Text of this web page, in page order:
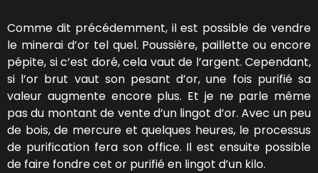
Comme dit précédemment, il est possible de vendre
le minerai d’or tel quel. Poussière, paillette ou encore
pépite, si c’est doré, cela vaut de l’argent. Cependant,
si l’or brut vaut son pesant d’or, une fois purifié sa
valeur augmente encore plus. Et je ne parle même
pas du montant de vente d’un lingot d’or. Avec un peu
de bois, de mercure et quelques heures, le processus
de purification fera son office. Il est ensuite possible
de faire fondre cet or purifié en lingot d’un kilo.